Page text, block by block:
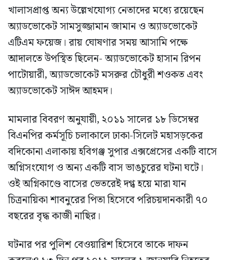
খালাসপ্রাপ্ত অন্য উল্লেখযোগ্য নেতাদের মধ্যে রয়েছেন
অ্যাডভোকেট সামসুজ্জামান জামান ও অ্যাডভোকেট
এটিএম ফয়েজ। রায় ঘোষণার সময় আসামি পক্ষে
আদালতে উপস্থিত ছিলেন- অ্যাডভোকেট হাসান রিপন
পাটোয়ারী, অ্যাডভোকেট মসরুর চৌধুরী শওকত এবং
অ্যাডভোকেট সাঈদ আহমদ।
মামলার বিবরণ অনুযায়ী, ২০১১ সালের ১৮ ডিসেম্বর
বিএনপির কর্মসূচি চলাকালে ঢাকা-সিলেট মহাসড়কের
বদিকোনা এলাকায় হবিগঞ্জ সুপার এক্সপ্রেসের একটি বাসে
অগ্নিসংযোগ ও অন্য একটি বাস ভাঙচুরের ঘটনা ঘটে।
ওই অগ্নিকাণ্ডে বাসের ভেতরেই দগ্ধ হয়ে মারা যান
চিত্রনায়িকা শাবনুরের পিতা হিসেবে পরিচয়দানকারী ৭০
বছরের বৃদ্ধ কাজী নাছির।
ঘটনার পর পুলিশ বেওয়ারিশ হিসেবে তাকে দাফন